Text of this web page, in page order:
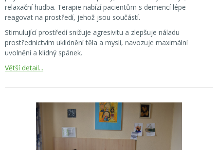
relaxační hudba. Terapie nabízí pacientům s demencí lépe
reagovat na prostředí, jehož jsou součástí.
Stimulující prostředí snižuje agresivitu a zlepšuje náladu
prostřednictvím uklidnění těla a mysli, navozuje maximální
uvolnění a klidný spánek.
Větší detail...